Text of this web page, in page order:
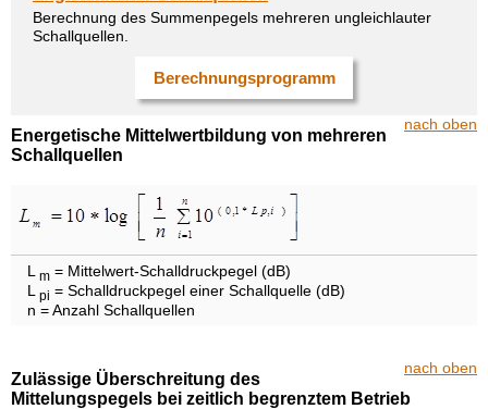
Berechnung des Summenpegels mehreren ungleichlauter
Schallquellen.
Berechnungsprogramm
nach oben
Energetische Mittelwertbildung von mehreren
Schallquellen
L m = Mittelwert-Schalldruckpegel (dB)
L pi = Schalldruckpegel einer Schallquelle (dB)
n = Anzahl Schallquellen
nach oben
Zulässige Überschreitung des
Mittelungspegels bei zeitlich begrenztem Betrieb